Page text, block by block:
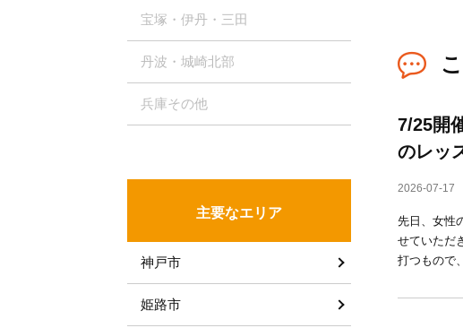
7/25開
のレッ
2026-07-17
先日、女性
せていただ
打つもので
宝塚・伊丹・三田
丹波・城崎北部
兵庫その他
主要なエリア
神戸市
姫路市